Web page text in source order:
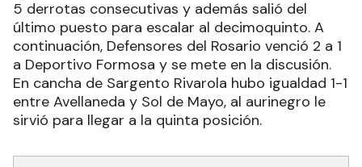
5 derrotas consecutivas y además salió del
último puesto para escalar al decimoquinto. A
continuación, Defensores del Rosario venció 2 a 1
a Deportivo Formosa y se mete en la discusión.
En cancha de Sargento Rivarola hubo igualdad 1-1
entre Avellaneda y Sol de Mayo, al aurinegro le
sirvió para llegar a la quinta posición.